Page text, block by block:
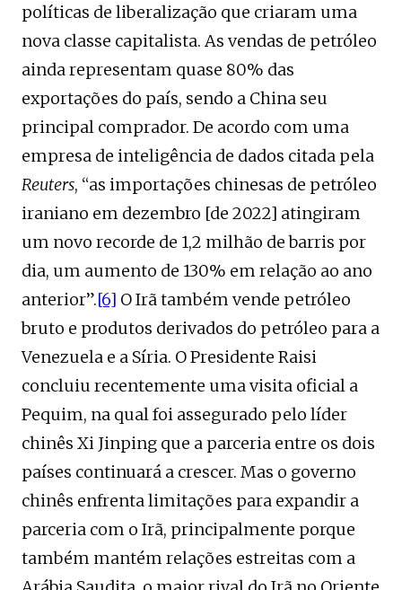
políticas de liberalização que criaram uma
nova classe capitalista. As vendas de petróleo
ainda representam quase 80% das
exportações do país, sendo a China seu
principal comprador. De acordo com uma
empresa de inteligência de dados citada pela
Reuters, “as importações chinesas de petróleo
iraniano em dezembro [de 2022] atingiram
um novo recorde de 1,2 milhão de barris por
dia, um aumento de 130% em relação ao ano
anterior”.[6] O Irã também vende petróleo
bruto e produtos derivados do petróleo para a
Venezuela e a Síria. O Presidente Raisi
concluiu recentemente uma visita oficial a
Pequim, na qual foi assegurado pelo líder
chinês Xi Jinping que a parceria entre os dois
países continuará a crescer. Mas o governo
chinês enfrenta limitações para expandir a
parceria com o Irã, principalmente porque
também mantém relações estreitas com a